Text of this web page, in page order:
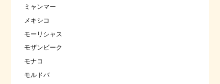
ミャンマー
メキシコ
モーリシャス
モザンビーク
モナコ
モルドバ